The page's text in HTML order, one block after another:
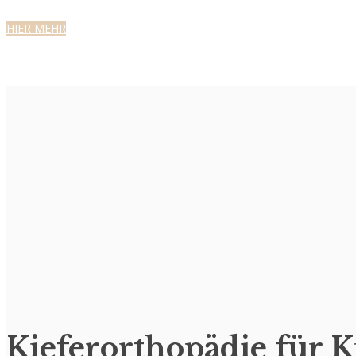
HIER MEHR
Kieferorthopädie für